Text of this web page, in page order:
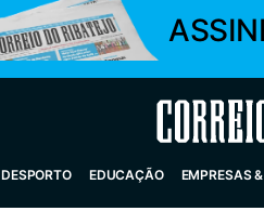
Correio
DESPORTO EDUCAÇÃO EMPRESAS